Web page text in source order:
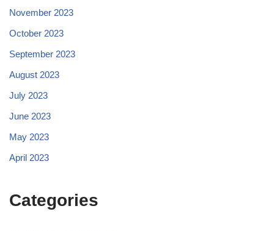
November 2023
October 2023
September 2023
August 2023
July 2023
June 2023
May 2023
April 2023
Categories